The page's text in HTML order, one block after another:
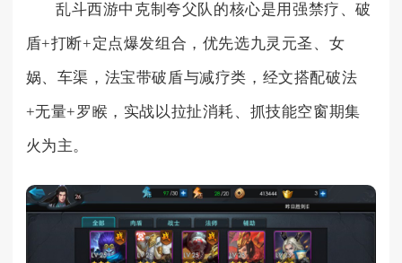
乱斗西游中克制夸父队的核心是用强禁疗、破
盾+打断+定点爆发组合，优先选九灵元圣、女
娲、车渠，法宝带破盾与减疗类，经文搭配破法
+无量+罗睺，实战以拉扯消耗、抓技能空窗期集
火为主。